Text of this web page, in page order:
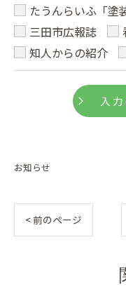
たうんらいふ「塗
三田市広報誌
知人からの紹介
お知らせ
< 前のページ